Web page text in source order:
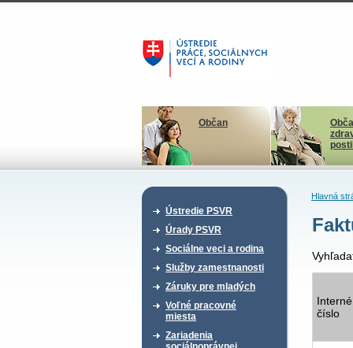
Občan
Ústredie PSVR
Úrady PSVR
Sociálne veci a rodina
Služby zamestnanosti
Záruky pre mladých
Voľné pracovné
miesta
Zariadenia
Hlavná
Interné
číslo